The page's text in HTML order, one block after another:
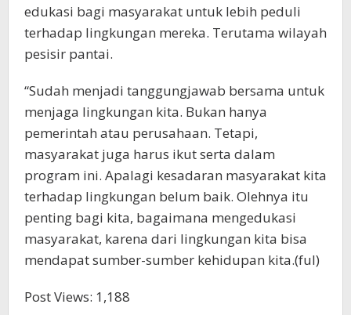
edukasi bagi masyarakat untuk lebih peduli
terhadap lingkungan mereka. Terutama wilayah
pesisir pantai.
“Sudah menjadi tanggungjawab bersama untuk
menjaga lingkungan kita. Bukan hanya
pemerintah atau perusahaan. Tetapi,
masyarakat juga harus ikut serta dalam
program ini. Apalagi kesadaran masyarakat kita
terhadap lingkungan belum baik. Olehnya itu
penting bagi kita, bagaimana mengedukasi
masyarakat, karena dari lingkungan kita bisa
mendapat sumber-sumber kehidupan kita.(ful)
Post Views: 1,188